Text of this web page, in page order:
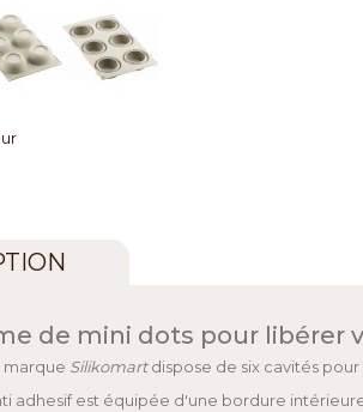
de mini dots pour libérer
marque Silikomartdispose de six cavités
adhesif est équipée d'une bordure